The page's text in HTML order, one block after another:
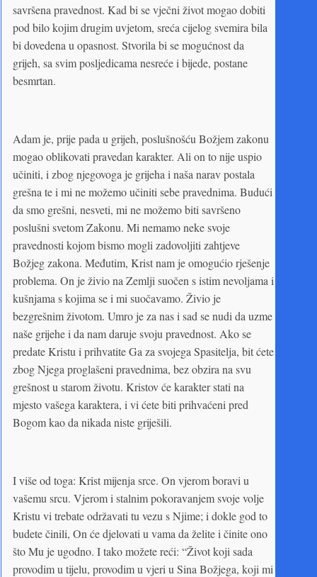
savršena pravednost. Kad bi se vječni život mogao dobiti
pod bilo kojim drugim uvjetom, sreća cijelog svemira bila
bi dovedena u opasnost. Stvorila bi se mogućnost da
grijeh, sa svim posljedicama nesreće i bijede, postane
besmrtan.
Adam je, prije pada u grijeh, poslušnošću Božjem zakonu
mogao oblikovati pravedan karakter. Ali on to nije uspio
učiniti, i zbog njegovoga je grijeha i naša narav postala
grešna te i mi ne možemo učiniti sebe pravednima. Budući
da smo grešni, nesveti, mi ne možemo biti savršeno
poslušni svetom Zakonu. Mi nemamo neke svoje
pravednosti kojom bismo mogli zadovoljiti zahtjeve
Božjeg zakona. Međutim, Krist nam je omogućio rješenje
problema. On je živio na Zemlji suočen s istim nevoljama i
kušnjama s kojima se i mi suočavamo. Živio je
bezgrešnim životom. Umro je za nas i sad se nudi da uzme
naše grijehe i da nam daruje svoju pravednost. Ako se
predate Kristu i prihvatite Ga za svojega Spasitelja, bit ćete
zbog Njega proglašeni pravednima, bez obzira na svu
grešnost u starom životu. Kristov će karakter stati na
mjesto vašega karaktera, i vi ćete biti prihvaćeni pred
Bogom kao da nikada niste griješili.
I više od toga: Krist mijenja srce. On vjerom boravi u
vašemu srcu. Vjerom i stalnim pokoravanjem svoje volje
Kristu vi trebate održavati tu vezu s Njime; i dokle god to
budete činili, On će djelovati u vama da želite i činite ono
što Mu je ugodno. I tako možete reći: “Život koji sada
provodim u tijelu, provodim u vjeri u Sina Božjega, koji mi